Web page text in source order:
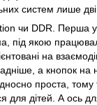
систем лише
чи DDR. Перша у
під якою
на
а кнопок
проста, тому
для дітей. А ось